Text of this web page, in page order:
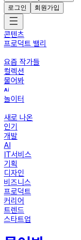
로그인
회원가입
콘텐츠
프로덕트 밸리
요즘 작가들
컬렉션
물어봐
놀이터
새로 나온
인기
개발
AI
IT서비스
기획
디자인
비즈니스
프로덕트
커리어
트렌드
스타트업